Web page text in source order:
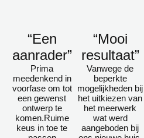
“Een
aanrader”
Prima
meedenkend in
voorfase om tot
een gewenst
ontwerp te
komen.Ruime
keus in toe te
“Mooi
resultaat”
Vanwege de
beperkte
mogelijkheden bij
het uitkiezen van
het meerwerk
wat werd
aangeboden bij